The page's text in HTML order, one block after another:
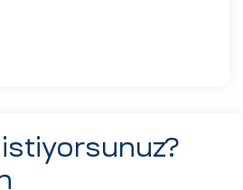
istiyorsunuz?